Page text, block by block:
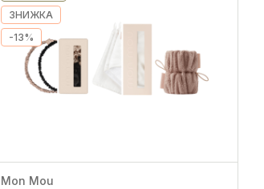
ЗНИЖКА
-13%
Mon Mou